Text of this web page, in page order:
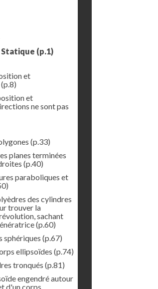
Statique (p.1)
et
(p.8)
et
ne sont pas
(p.33)
planes terminées
(p.40)
paraboliques et
des cylindres
trouver la
sachant
(p.60)
sphériques (p.67)
ellipsoïdes (p.74)
tronqués (p.81)
engendré autour
d'un corps